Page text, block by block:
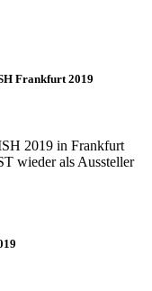
Frankfurt 2019
2019 in Frankfurt
wieder als Aussteller